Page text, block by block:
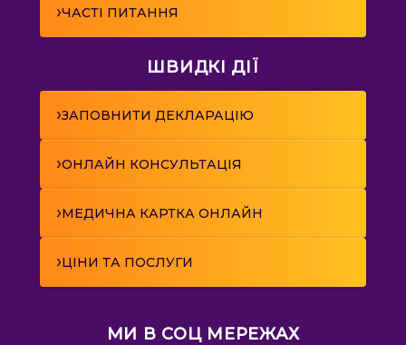
›ЧАСТІ ПИТАННЯ
ШВИДКІ ДІЇ
›ЗАПОВНИТИ ДЕКЛАРАЦІЮ
›ОНЛАЙН КОНСУЛЬТАЦІЯ
›МЕДИЧНА КАРТКА ОНЛАЙН
›ЦІНИ ТА ПОСЛУГИ
МИ В СОЦ МЕРЕЖАХ